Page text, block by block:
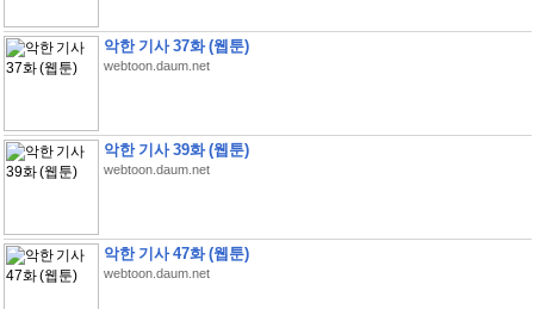
악한 기사 37화 (웹툰)
webtoon.daum.net
악한 기사 39화 (웹툰)
webtoon.daum.net
악한 기사 47화 (웹툰)
webtoon.daum.net